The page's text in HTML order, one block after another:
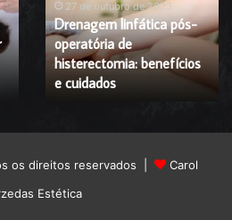
operatória
de
histerectomia:
benefícios
27 de outubro de 2023
Drenagem linfática pós-
operatória de
histerectomia: benefícios
e cuidados
os direitos reservados |
Carol
Estética